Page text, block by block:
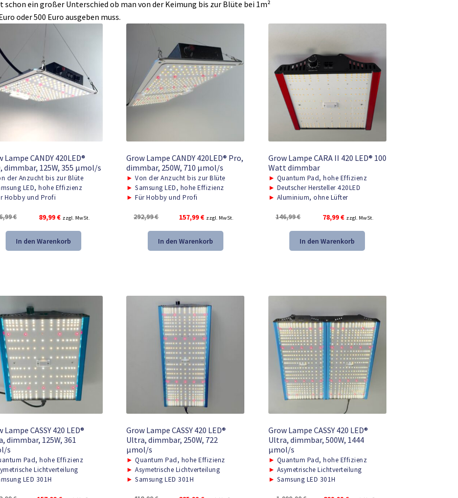
schon ein großer Unterschied ob man von der Keimung bis zur Blüte bei 1m²
oder 500 Euro ausgeben muss.
Lampe CANDY 420LED®
dimmbar, 125W, 355 μmol/s
der Anzucht bis zur Blüte
LED, hohe Effizienz
Hobby und Profi
€
Ursprünglicher
war:
166,99 €
89,99€Aktueller
ist:
89,99 €.
zzgl. MwSt.
In den Warenkorb
Grow Lampe CANDY 420LED® Pro,
dimmbar, 250W, 710 μmol/s
► Von der Anzucht bis zur Blüte
► Samsung LED, hohe Effizienz
► Für Hobby und Profi
292,99€
Ursprünglicher
war:
292,99 €
157,99€Aktueller
ist:
157,99 €.
zzgl. MwSt.
In den Warenkorb
Grow Lampe CARA II 420 LED® 100
Watt dimmbar
► Quantum Pad, hohe Effizienz
► Deutscher Hersteller 420LED
► Aluminium, ohne Lüfter
146,99€
Ursprünglicher
war:
146,99 €
78,99€Aktueller
ist:
78,99 €.
zzgl. MwSt.
In den Warenkorb
Lampe CASSY 420 LED®
dimmbar, 125W, 361
s
Pad, hohe Effizienz
Lichtverteilung
LED 301H
Grow Lampe CASSY 420 LED®
Ultra, dimmbar, 250W, 722
μmol/s
► Quantum Pad, hohe Effizienz
► Asymetrische Lichtverteilung
► Samsung LED 301H
Grow Lampe CASSY 420 LED®
Ultra, dimmbar, 500W, 1444
μmol/s
► Quantum Pad, hohe Effizienz
► Asymetrische Lichtverteilung
► Samsung LED 301H